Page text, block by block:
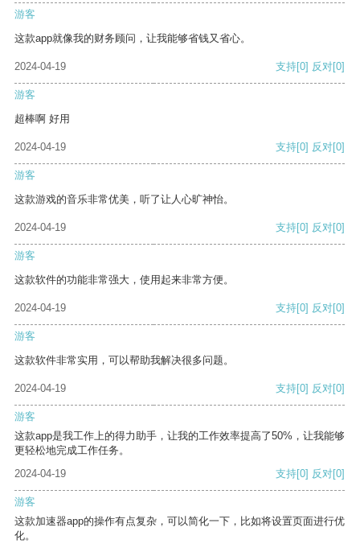
游客
这款app就像我的财务顾问，让我能够省钱又省心。
2024-04-19 支持[0] 反对[0]
游客
超棒啊 好用
2024-04-19 支持[0] 反对[0]
游客
这款游戏的音乐非常优美，听了让人心旷神怡。
2024-04-19 支持[0] 反对[0]
游客
这款软件的功能非常强大，使用起来非常方便。
2024-04-19 支持[0] 反对[0]
游客
这款软件非常实用，可以帮助我解决很多问题。
2024-04-19 支持[0] 反对[0]
游客
这款app是我工作上的得力助手，让我的工作效率提高了50%，让我能够
更轻松地完成工作任务。
2024-04-19
支持[0] 反对[0]
游客
这款加速器app的操作有点复杂，可以简化一下，比如将设置页面进行优
化。